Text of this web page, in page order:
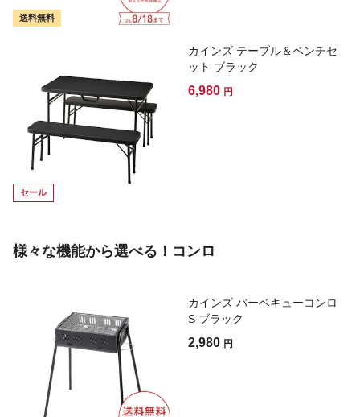
送料無料
セール
カインズ テーブル＆ベンチセ
ット ブラック
6,980 円
様々な機能から選べる！コンロ
カインズ バーベキューコンロ
S ブラック
2,980 円